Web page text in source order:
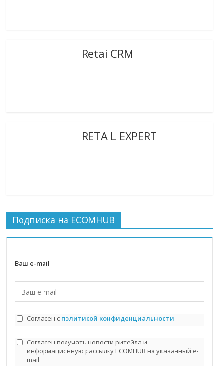
RetailCRM
RETAIL EXPERT
Подписка на ECOMHUB
Ваш e-mail
Согласен с политикой конфиденциальности
Согласен получать новости ритейла и
информационную рассылку ECOMHUB на указанный e-
mail